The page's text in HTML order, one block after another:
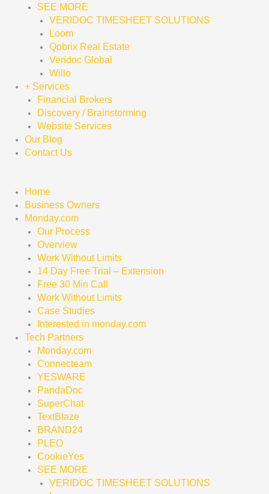
SEE MORE
VERIDOC TIMESHEET SOLUTIONS
Loom
Qobrix Real Estate
Veridoc Global
Willo
+ Services
Financial Brokers
Discovery / Brainstorming
Website Services
Our Blog
Contact Us
Home
Business Owners
Monday.com
Our Process
Overview
Work Without Limits
14 Day Free Trial – Extension
Free 30 Min Call
Work Without Limits
Case Studies
Interested in monday.com
Tech Partners
Monday.com
Connecteam
YESWARE
PandaDoc
SuperChat
TextBlaze
BRAND24
PLEO
CookieYes
SEE MORE
VERIDOC TIMESHEET SOLUTIONS